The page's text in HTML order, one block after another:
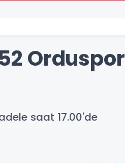
Orduspor
saat 17.00'de